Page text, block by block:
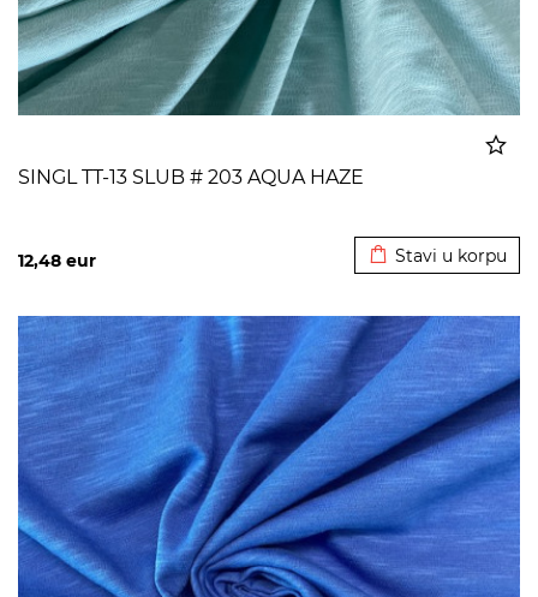
SINGL TT-13 SLUB # 203 AQUA HAZE
12,48 eur Stavi u korpu